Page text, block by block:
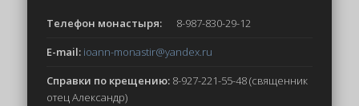
Телефон монастыря:
8-987-830-29-12
E-mail: ioann-monastir@yandex.ru
Справки по крещению: 8-927-221-55-48 (священник
отец Александр)